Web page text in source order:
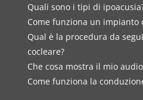
Quali sono i tipi di
Come funziona un impianto
Qual è la procedura da
cocleare?
Che cosa mostra il mio
Come funziona la